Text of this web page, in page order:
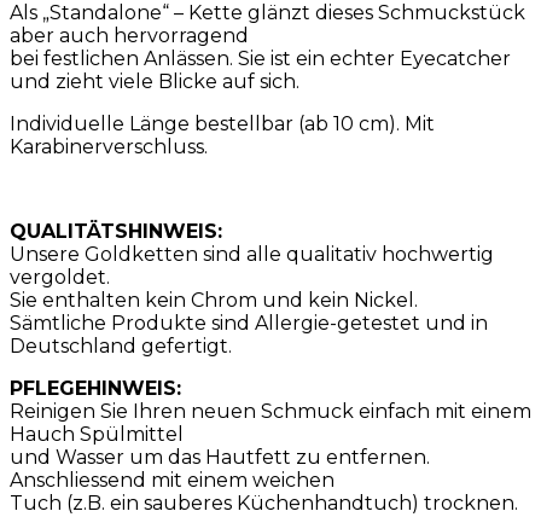
Als „Standalone“ – Kette glänzt dieses Schmuckstück
aber auch hervorragend
bei festlichen Anlässen. Sie ist ein echter Eyecatcher
und zieht viele Blicke auf sich.
Individuelle Länge bestellbar (ab 10 cm). Mit
Karabinerverschluss.
QUALITÄTSHINWEIS:
Unsere Goldketten sind alle qualitativ hochwertig
vergoldet.
Sie enthalten kein Chrom und kein Nickel.
Sämtliche Produkte sind Allergie-getestet und in
Deutschland gefertigt.
PFLEGEHINWEIS:
Reinigen Sie Ihren neuen Schmuck einfach mit einem
Hauch Spülmittel
und Wasser um das Hautfett zu entfernen.
Anschliessend mit einem weichen
Tuch (z.B. ein sauberes Küchenhandtuch) trocknen.